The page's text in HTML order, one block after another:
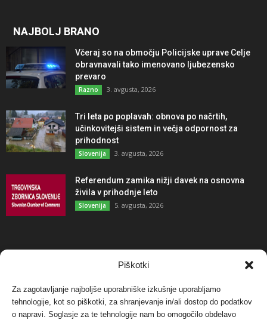
Piškotki
Za zagotavljanje najboljše uporabniške izkušnje uporabljamo
tehnologije, kot so piškotki, za shranjevanje in/ali dostop do podatkov
o napravi. Soglasje za te tehnologije nam bo omogočilo obdelavo
NAJBOLJ BRANO
Včeraj so na območju Policijske uprave Celje
obravnavali tako imenovano ljubezensko
prevaro
Razno 3. avgusta, 2026
Tri leta po poplavah: obnova po načrtih,
učinkovitejši sistem in večja odpornost za
prihodnost
Slovenija 3. avgusta, 2026
Referendum zamika nižji davek na osnovna
živila v prihodnje leto
Slovenija 5. avgusta, 2026
NAJBOLJ KOMENTIRANO
Protest proti vetrnim elektrarnam na Ojstrici, v
svetu pa vedno bolj...
Dogodki 12. maja, 2017